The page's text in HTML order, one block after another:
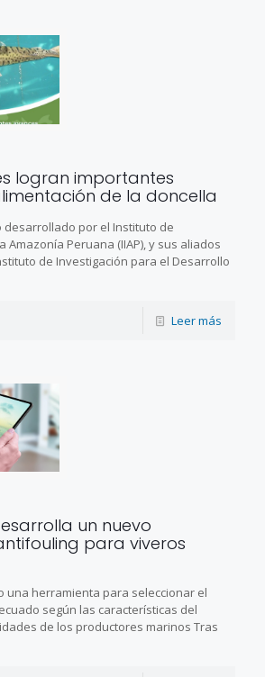
logran importantes
de la doncella
desarrollado por el Instituto de
Amazonía Peruana (IIAP), y sus aliados
de Investigación para el Desarrollo
Leer más
un nuevo
para viveros
una herramienta para seleccionar el
según las características del
de los productores marinos Tras